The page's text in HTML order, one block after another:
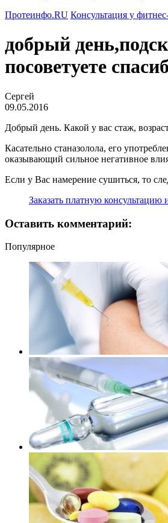
Протеинфо.RU Консультация у
добрый
посоветуете
Сергей
09.05.2016
Добрый день. Какой у вас стаж,
Касательно станазолола, его
оказывающий сильное негативное
Если у Вас намерение сушиться, то
Заказать платную консультацию
Оставить комментарий:
Популярное